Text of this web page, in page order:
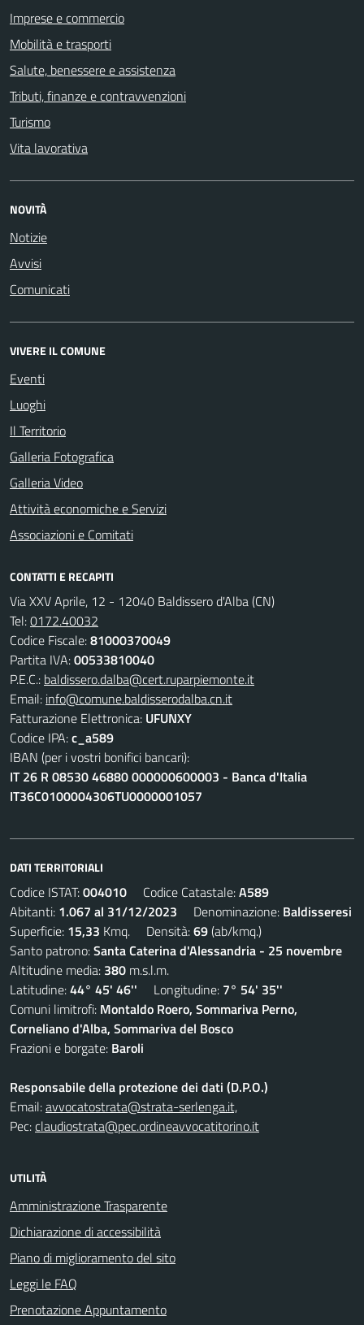
Imprese e commercio
Mobilità e trasporti
Salute, benessere e assistenza
Tributi, finanze e contravvenzioni
Turismo
Vita lavorativa
NOVITÀ
Notizie
Avvisi
Comunicati
VIVERE IL COMUNE
Eventi
Luoghi
Il Territorio
Galleria Fotografica
Galleria Video
Attività economiche e Servizi
Associazioni e Comitati
CONTATTI E RECAPITI
Via XXV Aprile, 12 - 12040 Baldissero d'Alba (CN)
Tel:0172.40032
Codice Fiscale:81000370049
Partita IVA:00533810040
P.E.C.: baldissero.dalba@cert.ruparpiemonte.it
Email: info@comune.baldisserodalba.cn.it
Fatturazione Elettronica: UFUNXY
Codice IPA:c_a589
IBAN (per i vostri bonifici bancari):
IT 26 R 08530 46880 000000600003 - Banca d'Italia
IT36C0100004306TU0000001057
DATI TERRITORIALI
Codice ISTAT:004010 Codice Catastale:A589
Abitanti: 1.067 al 31/12/2023 Denominazione: Baldisseresi
Superficie: 15,33 Kmq. Densità:69(ab/kmq.)
Santo patrono:Santa Caterina d'Alessandria - 25 novembre
Altitudine media: 380 m.s.l.m.
Latitudine:44° 45' 46'' Longitudine: 7° 54' 35''
Comuni limitrofi: Montaldo Roero, Sommariva Perno,
Corneliano d'Alba, Sommariva del Bosco
Frazioni e borgate: Baroli
Responsabile della protezione dei dati (D.P.O.)
Email:avvocatostrata@strata-serlenga.it,
Pec:claudiostrata@pec.ordineavvocatitorino.it
UTILITÀ
Amministrazione Trasparente
Dichiarazione di accessibilità
Piano di miglioramento del sito
Leggi le FAQ
Prenotazione Appuntamento